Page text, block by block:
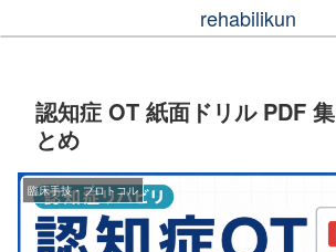
rehabilikun
認知症 OT 紙面ドリル PDF
とめ
臨床手技・プロトコル